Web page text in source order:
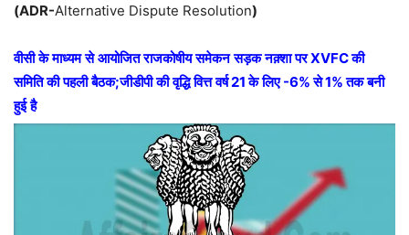
(ADR-Alternative Dispute Resolution)
वीसी के माध्यम से आयोजित राजकोषीय समेकन सड़क नक़्शा परXVFCकी
समिति की पहली बैठक;जीडीपी की वृद्धि वित्त वर्ष21के लिए-6%से1%तक बनी
हुई है